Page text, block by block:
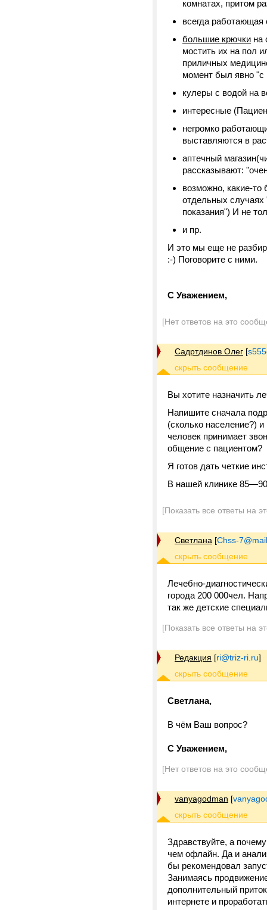
комнатах, притом
всегда
большие крючки на
мостить их на пол
приличных
момент был явно
кулеры с водой на
интересные
негромко
выставляются в
аптечный
рассказывают:
возможно, какие-то
отдельных
показания") И не
и пр.
И это мы еще не
:-) Поговорите с ними.
С Уважением,
[Нет ответов на это
Садртдинов Олег [
Вы хотите назначить
Напишите сначала
(сколько население?)
человек принимает
общение с пациентом?
Я готов дать четкие
В нашей клинике
[Показать все ответы на
Светлана [Chss-
Лечебно-
города 200 000чел.
так же детские
[Показать все ответы на
Редакция [ri@triz-ri.ru]
Светлана,
В чём Ваш вопрос?
C Уважением,
[Нет ответов на это
vanyagodman [
Здравствуйте, а
чем офлайн. Да и
бы рекомендовал
Занимаясь
дополнительный
интернете и